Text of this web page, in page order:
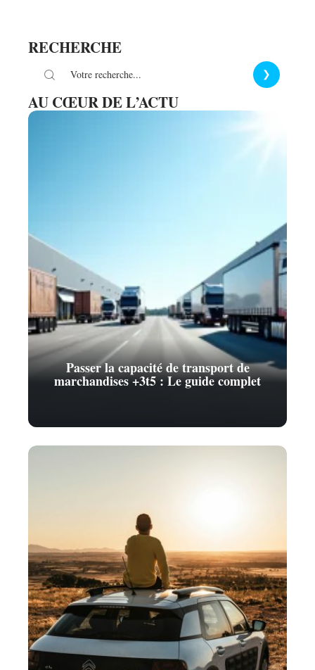
RECHERCHE
AU CŒUR DE L’ACTU
Passer la capacité de transport de
marchandises +3t5 : Le guide complet